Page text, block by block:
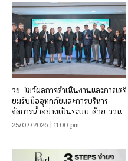
วช. โชว์ผลการดำเนินงานและการเตรี
ยมรับมืออุทกภัยและการบริหาร
จัดการน้ำอย่างเป็นระบบ ด้วย ววน.
25/07/2026 | 11:00 pm